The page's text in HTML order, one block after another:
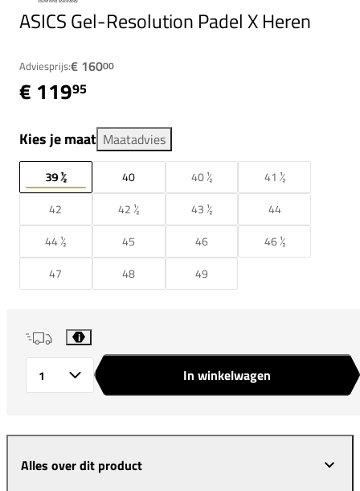
ASICS Gel-Resolution Padel X Heren
Adviesprijs:€ 16000
€ 11995
Kies je maat Maatadvies
39 ½ 40 40 ½
41 ½
42
42 ½ 43 ½
44
44 ½
45 46
46 ½
47
48 49
i
In winkelwagen
Alles over dit product